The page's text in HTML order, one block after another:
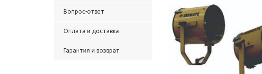
Вопрос-ответ
Оплата и доставка
Гарантия и возврат